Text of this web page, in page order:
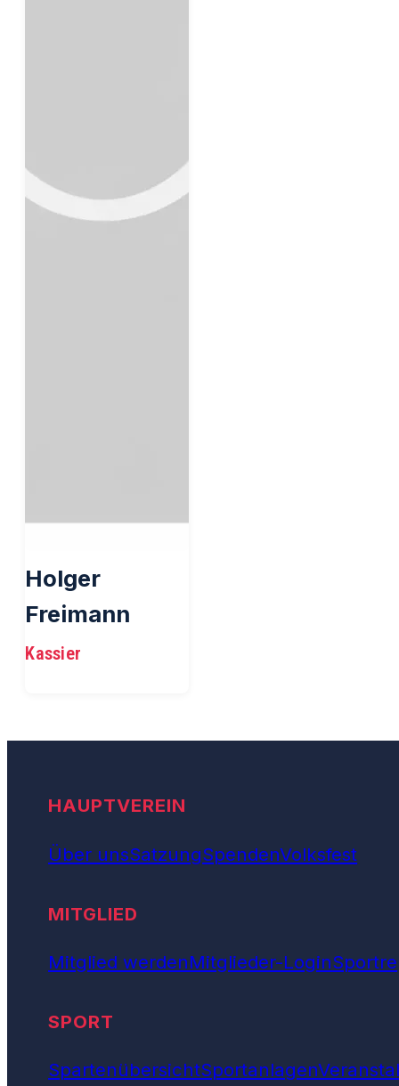
Holger
Freimann
Kassier
HAUPTVEREIN
Über unsSatzungSpendenVolksfest
MITGLIED
Mitglied werdenMitglieder-Login
SPORT
SpartenübersichtSportanlagen